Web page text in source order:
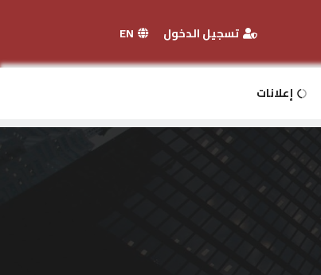
تسجيل الدخول
إعلانات